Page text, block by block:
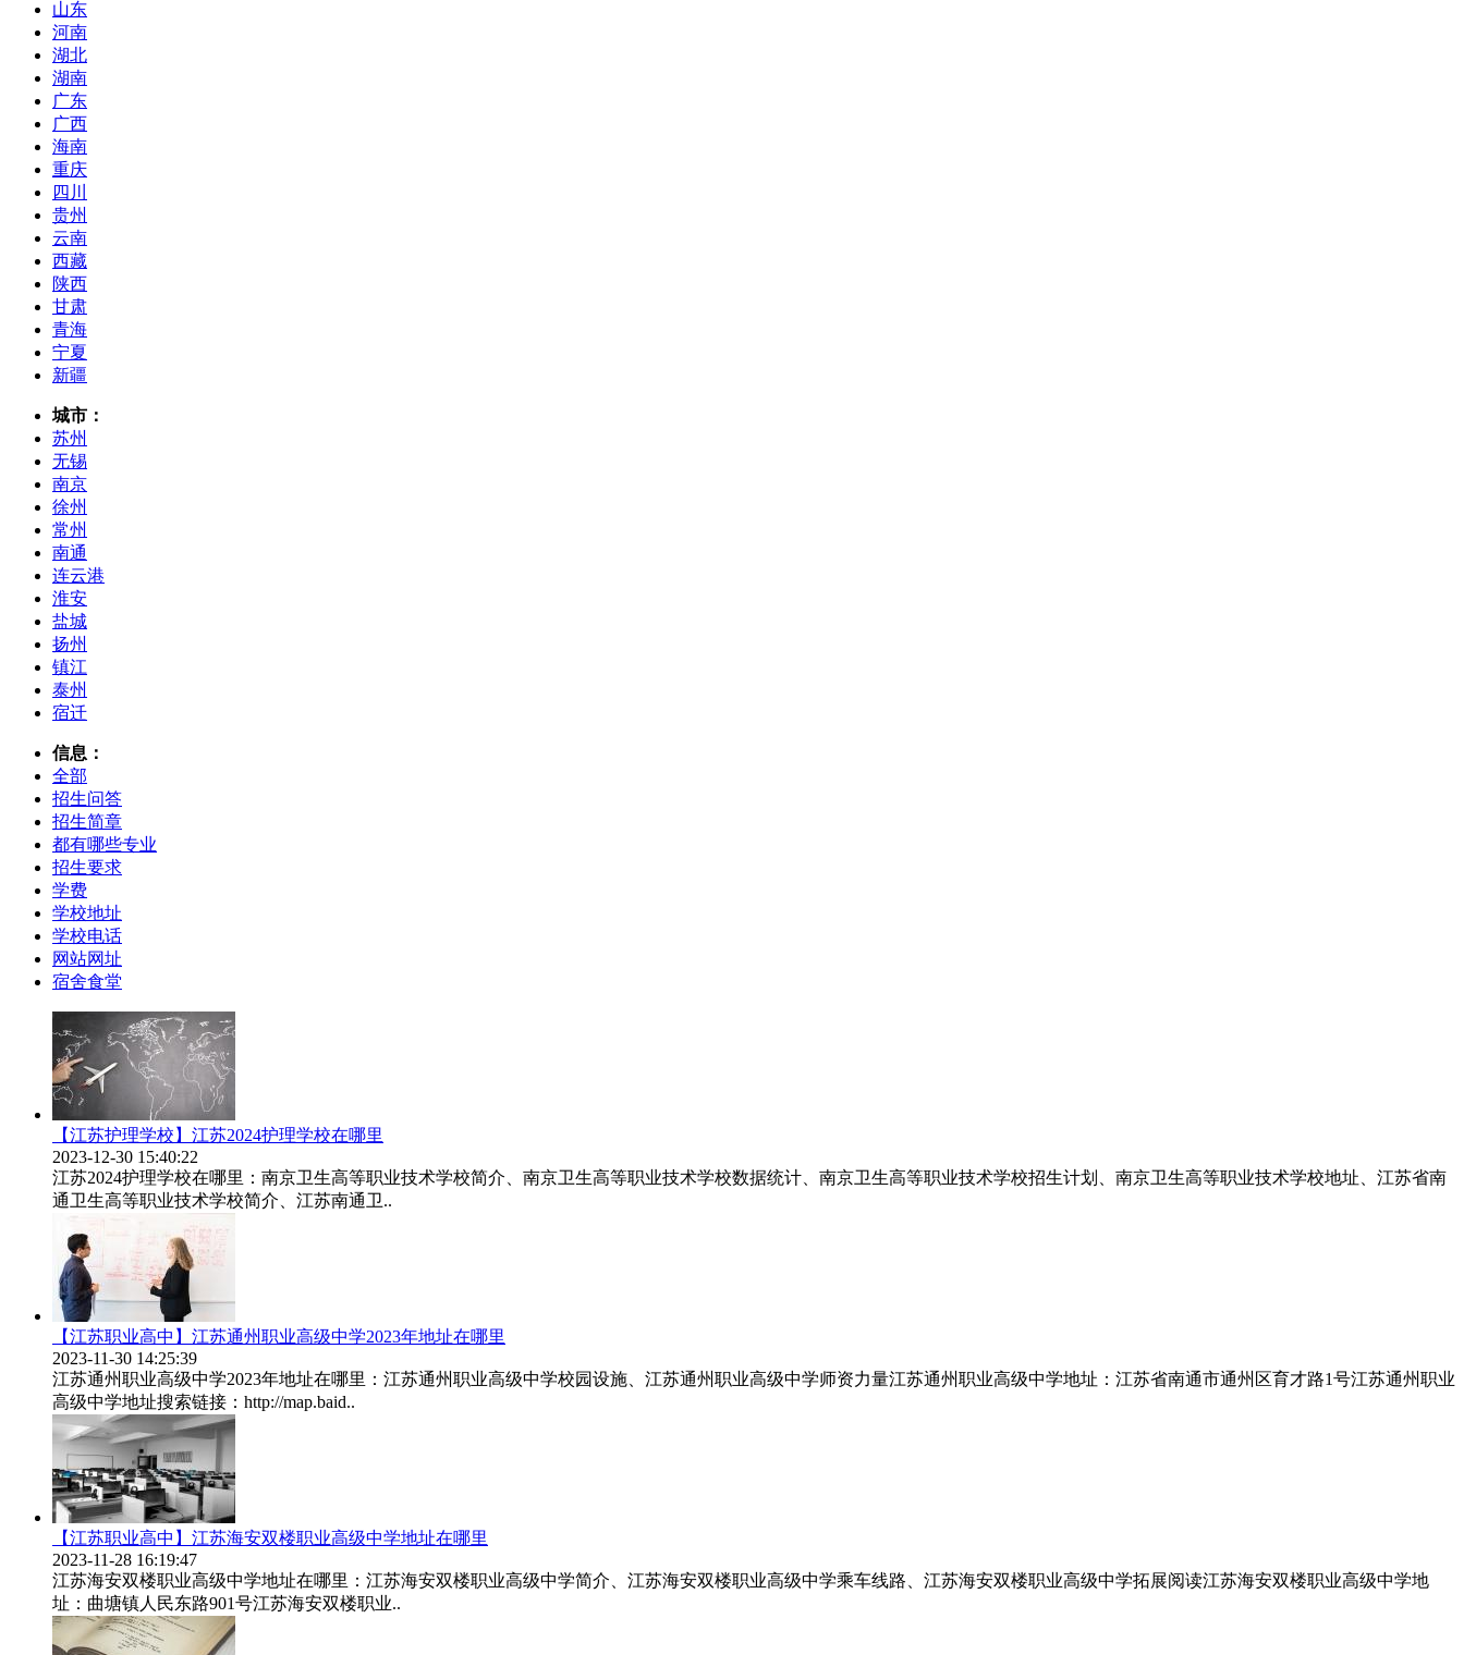
山东
河南
湖北
湖南
广东
广西
海南
重庆
四川
贵州
云南
西藏
陕西
甘肃
青海
宁夏
新疆
城市：
苏州
无锡
南京
徐州
常州
南通
连云港
淮安
盐城
扬州
镇江
泰州
宿迁
信息：
全部
招生问答
招生简章
都有哪些专业
招生要求
学费
学校地址
学校电话
网站网址
宿舍食堂
【江苏护理学校】江苏2024护理学校在哪里
2023-12-30 15:40:22
江苏2024护理学校在哪里：南京卫生高等职业技术学校简介、南京卫生高等职业技术学校数据统计、南京卫生高等职业技术学校招生计划、南京卫生高等职业技术学校地址、江苏省南
通卫生高等职业技术学校简介、江苏南通卫..
【江苏职业高中】江苏通州职业高级中学2023年地址在哪里
2023-11-30 14:25:39
江苏通州职业高级中学2023年地址在哪里：江苏通州职业高级中学校园设施、江苏通州职业高级中学师资力量江苏通州职业高级中学地址：江苏省南通市通州区育才路1号江苏通州职业
高级中学地址搜索链接：http://map.baid..
【江苏职业高中】江苏海安双楼职业高级中学地址在哪里
2023-11-28 16:19:47
江苏海安双楼职业高级中学地址在哪里：江苏海安双楼职业高级中学简介、江苏海安双楼职业高级中学乘车线路、江苏海安双楼职业高级中学拓展阅读江苏海安双楼职业高级中学地
址：曲塘镇人民东路901号江苏海安双楼职业..